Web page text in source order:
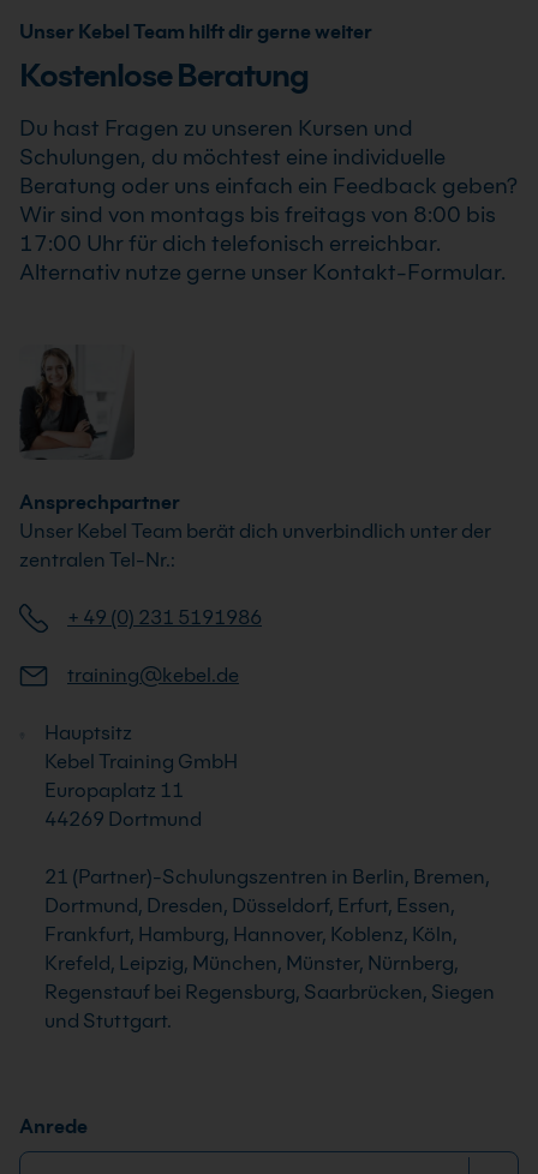
durchgeführt werden. Inhalte, Prozesse und
Schwerpunkte passen wir individuell an die
Unser Kebel Team hilft dir gerne weiter
Kostenlose Beratung
Du hast Fragen zu unseren Kursen und
Schulungen, du möchtest eine individuelle
Beratung oder uns einfach ein Feedback geben?
Wir sind von montags bis freitags von 8:00 bis
17:00 Uhr für dich telefonisch erreichbar.
Alternativ nutze gerne unser Kontakt-Formular.
Ansprechpartner
Unser Kebel Team berät dich unverbindlich unter der
zentralen Tel-Nr.:
+ 49 (0) 231 5191986
training@kebel.de
Hauptsitz
Kebel Training GmbH
Europaplatz 11
44269 Dortmund
21 (Partner)-Schulungszentren in Berlin, Bremen,
Dortmund, Dresden, Düsseldorf, Erfurt, Essen,
Frankfurt, Hamburg, Hannover, Koblenz, Köln,
Krefeld, Leipzig, München, Münster, Nürnberg,
Regenstauf bei Regensburg, Saarbrücken, Siegen
und Stuttgart.
Anrede